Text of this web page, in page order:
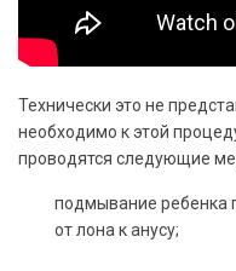
Технически это не
необходимо к этой
проводятся следующие
подмывание ребенка
от лона к анусу;